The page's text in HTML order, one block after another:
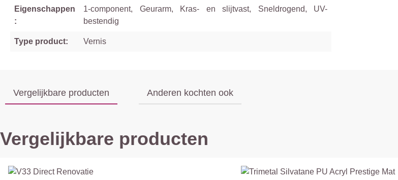
Eigenschappen
:
1-component, Geurarm, Kras- en slijtvast, Sneldrogend, UV-
bestendig
Type product: Vernis
Vergelijkbare producten Anderen kochten ook
Vergelijkbare producten